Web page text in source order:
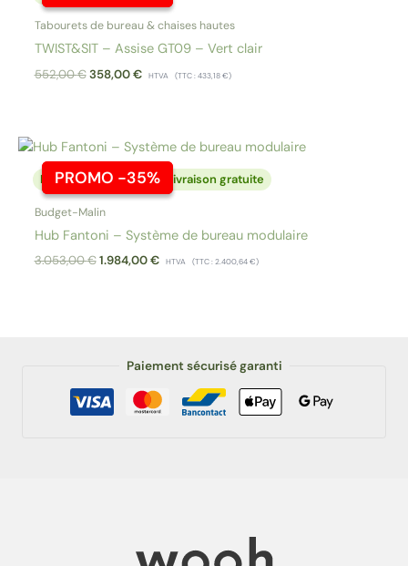
Tabourets de bureau & chaises hautes
TWIST&SIT – Assise GT09 – Vert clair
552,00€ Le
358,00€LeHTVA (TTC :433,18€)
PROMO -35%
Livraison Express Livraison gratuite
PROMO -35%
Budget-Malin
Hub Fantoni – Système de bureau modulaire
3.053,00€ Le
1.984,00€LeHTVA (TTC :2.400,64€)
Paiement sécurisé garanti